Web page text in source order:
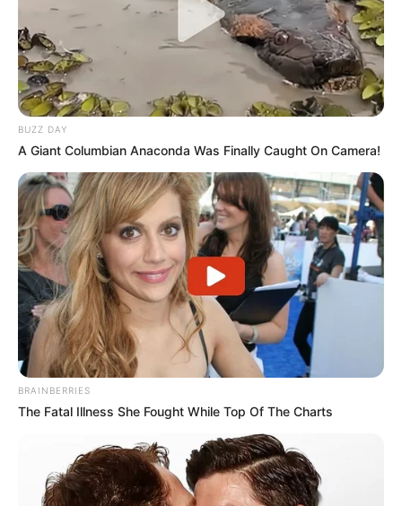
BUZZ DAY
A Giant Columbian Anaconda Was Finally Caught On Camera!
BRAINBERRIES
The Fatal Illness She Fought While Top Of The Charts